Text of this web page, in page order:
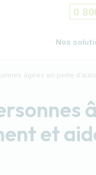
Nos
âgées en perte
et